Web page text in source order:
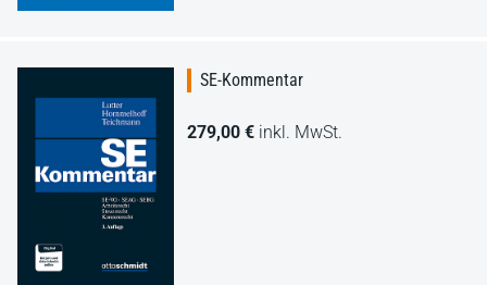
SE-Kommentar
279,00 € inkl. MwSt.